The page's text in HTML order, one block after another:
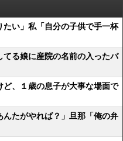
い」私「自分の子供で手一杯
る娘に産院の名前の入ったバ
、１歳の息子が大事な場面で
たがやれば？」旦那「俺の弁